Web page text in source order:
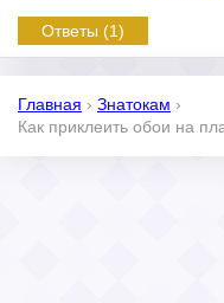
Ответы (1)
Главная › Знатокам ›
Как приклеить обои на